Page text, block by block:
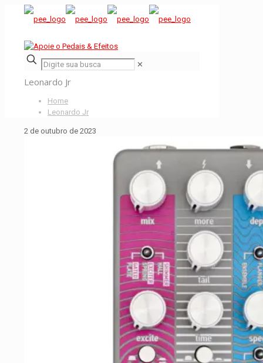
✕
Leonardo Jr
Home
Leonardo Jr
2 de outubro de 2023